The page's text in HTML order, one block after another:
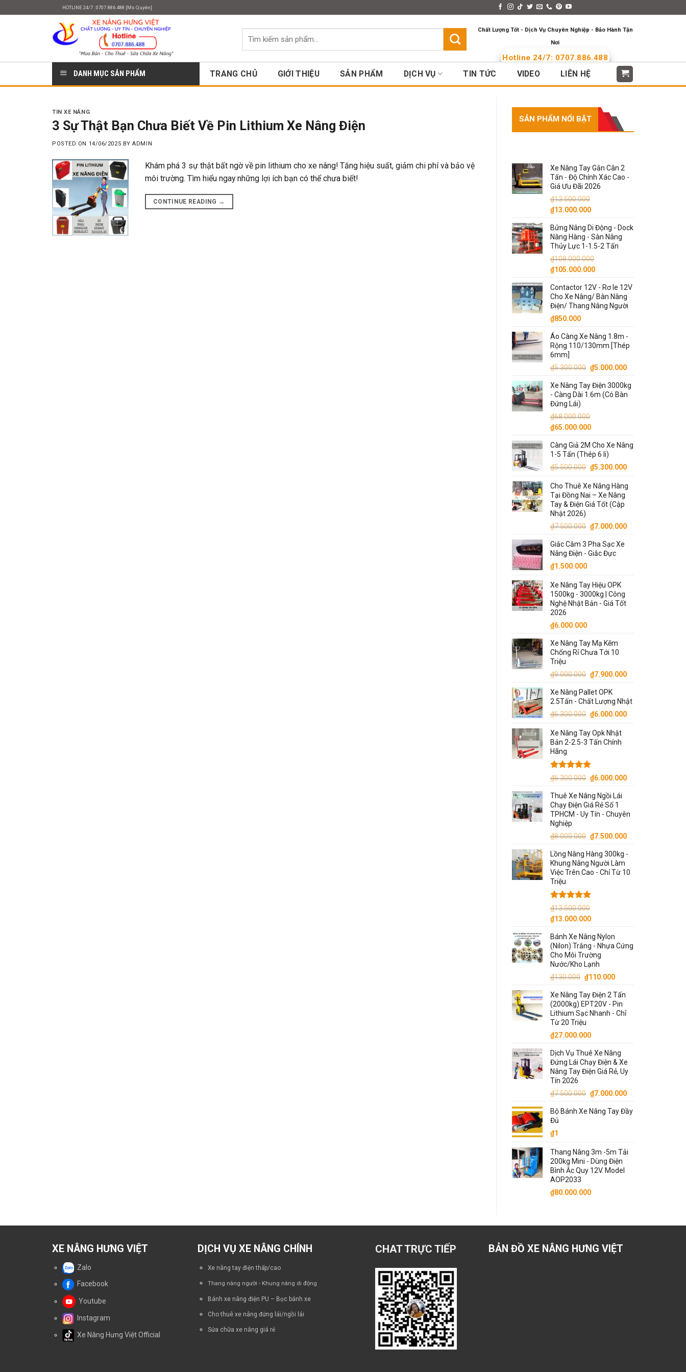
HOTLINE 24/7 : 0707.886.488 [Ms Quyên]
Tìm
Chất Lượng Tốt - Dịch Vụ Chuyên Nghiệp - Bảo Hành Tận
Nơi
Hotline 24/7: 0707.886.488
DANH MỤC SẢN PHẨM
TRANG CHỦ GIỚI THIỆU SẢN PHẨM DỊCH VỤ TIN TỨC VIDEO LIÊN HỆ
TIN XE NÂNG
3 Sự Thật Bạn Chưa Biết Về Pin Lithium Xe Nâng Điện
POSTED ON 14/06/2025 BYADMIN
Khám phá 3 sự thật bất ngờ về pin lithium cho xe nâng! Tăng hiệu suất, giảm chi phí và bảo vệ
môi trường. Tìm hiểu ngay những lợi ích bạn có thể chưa biết!
CONTINUE READING →
SẢN PHẨM NỔI BẬT
Xe Nâng Tay Gắn Cân 2
Tấn - Độ Chính Xác Cao -
Giá Ưu Đãi 2026
₫13.500.000
Giá
là:
₫13.500.000.
₫13.000.000Giá
tại
là:
₫13.000.000.
Bửng Nâng Di Động - Dock
Nâng Hàng - Sàn Nâng
Thủy Lực 1-1.5-2 Tấn
₫108.000.000
Giá
là:
₫108.000.000.
₫105.000.000Giá
tại
là:
₫105.000.000.
Contactor 12V - Rơ le 12V
Cho Xe Nâng/ Bàn Nâng
Điện/ Thang Nâng Người
₫850.000
Áo Càng Xe Nâng 1.8m -
Rộng 110/130mm [Thép
6mm]
₫5.300.000 Giá
là:
₫5.300.000.
₫5.000.000Giá
tại
là:
Xe Nâng Tay Điện 3000kg
- Càng Dài 1.6m (Có Bàn
Đứng Lái)
₫68.000.000
Giá
là:
₫68.000.000.
₫65.000.000Giá
tại
là:
₫65.000.000.
Càng Giả 2M Cho Xe Nâng
1-5 Tấn (Thép 6 li)
₫5.500.000 Giá
là:
₫5.500.000.
₫5.300.000Giá
tại
Cho Thuê Xe Nâng Hàng
Tại Đồng Nai – Xe Nâng
Tay & Điện Giá Tốt (Cập
Nhật 2026)
₫7.500.000 Giá
là:
₫7.500.000.
₫7.000.000Giá
Giắc Cắm 3 Pha Sạc Xe
Nâng Điện - Giắc Đực
₫1.500.000
Xe Nâng Tay Hiệu OPK
1500kg - 3000kg | Công
Nghệ Nhật Bản - Giá Tốt
2026
₫6.000.000
Xe Nâng Tay Mạ Kẽm
Chống Rỉ Chưa Tới 10
Triệu
₫9.000.000 Giá
là:
₫9.000.000.
₫7.900.000Giá
là:
₫7.900.000.
Xe Nâng Pallet OPK
2.5Tấn - Chất Lượng Nhật
₫6.300.000 Giá
là:
₫6.300.000.
₫6.000.000Giá
Xe Nâng Tay Opk Nhật
Bản 2-2.5-3 Tấn Chính
Hãng
Được xếp
5 sao
₫6.300.000 Giá
là:
₫6.300.000.
₫6.000.000Giá
₫6.000.000.
Thuê Xe Nâng Ngồi Lái
Chạy Điện Giá Rẻ Số 1
TPHCM - Uy Tín - Chuyên
Nghiệp
₫8.000.000 Giá
là:
₫8.000.000.
₫7.500.000Giá
tại
là:
₫7.500.000.
Lồng Nâng Hàng 300kg -
Khung Nâng Người Làm
Việc Trên Cao - Chỉ Từ 10
Triệu
Được xếp
hạng5.00
5 sao
₫13.500.000
Giá
là:
₫13.500.000.
₫13.000.000Giá
tại
là:
₫13.000.000.
Bánh Xe Nâng Nylon
(Nilon) Trắng - Nhựa Cứng
Cho Môi Trường
Nước/Kho Lạnh
₫130.000 Giá
là:
₫130.000.
₫110.000Giá
tại
là:
₫110.000.
Xe Nâng Tay Điện 2 Tấn
(2000kg) EPT20V - Pin
Lithium Sạc Nhanh - Chỉ
Từ 20 Triệu
₫27.000.000
Dịch Vụ Thuê Xe Nâng
Đứng Lái Chạy Điện & Xe
Nâng Tay Điện Giá Rẻ, Uy
Tín 2026
₫7.500.000 Giá
là:
₫7.000.000Giá
tại
Bộ Bánh Xe Nâng Tay Đầy
Đủ
₫1
Thang Nâng 3m -5m Tải
200kg Mini - Dùng Điện
Bình Ắc Quy 12V. Model
AOP2033
₫80.000.000
XE NÂNG HƯNG VIỆT
Zalo
Facebook
Youtube
Instagram
Xe Nâng Hưng Việt Official
DỊCH VỤ XE NÂNG CHÍNH
Xe nâng tay điện thấp/cao
Thang nâng người - Khung nâng di động
Bánh xe nâng điện PU – Bọc bánh xe
Cho thuê xe nâng đứng lái/ngồi lái
Sửa chữa xe nâng giá rẻ
CHAT TRỰC TIẾP BẢN ĐỒ XE NÂNG HƯNG VIỆT